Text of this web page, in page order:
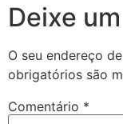
Deixe
O seu endereço
obrigatórios são
Comentário *